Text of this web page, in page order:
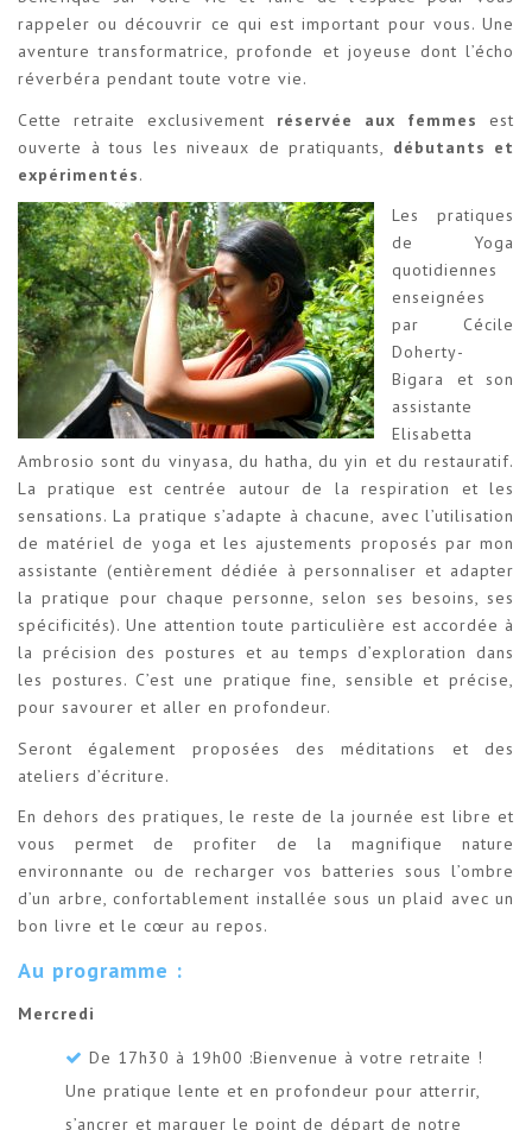
rappeler ou découvrir ce qui est important pour vous. Une
aventure transformatrice, profonde et joyeuse dont l’écho
réverbéra pendant toute votre vie.
Cette retraite exclusivement réservée aux femmes
est
ouverte à tous les niveaux de pratiquants, débutants et
expérimentés.
Les pratiques
de Yoga
quotidiennes
enseignées
par Cécile
Doherty-
Bigara et son
assistante
Elisabetta
Ambrosio sont du vinyasa, du hatha, du yin et du restauratif.
La pratique est centrée autour de la respiration et les
sensations. La pratique s’adapte à chacune, avec l’utilisation
de matériel de yoga et les ajustements proposés par mon
assistante (entièrement dédiée à personnaliser et adapter
la pratique pour chaque personne, selon ses besoins, ses
spécificités). Une attention toute particulière est accordée à
la précision des postures et au temps d’exploration dans
les postures. C’est une pratique fine, sensible et précise,
pour savourer et aller en profondeur.
Seront également proposées des méditations et des
ateliers d’écriture.
En dehors des pratiques, le reste de la journée est libre et
vous permet de profiter de la magnifique nature
environnante ou de recharger vos batteries sous l’ombre
d’un arbre, confortablement installée sous un plaid avec un
bon livre et le cœur au repos.
Au programme :
Mercredi
De 17h30 à 19h00 :Bienvenue à votre retraite !
Une pratique lente et en profondeur pour atterrir,
s’ancrer et marquer le point de départ de notre